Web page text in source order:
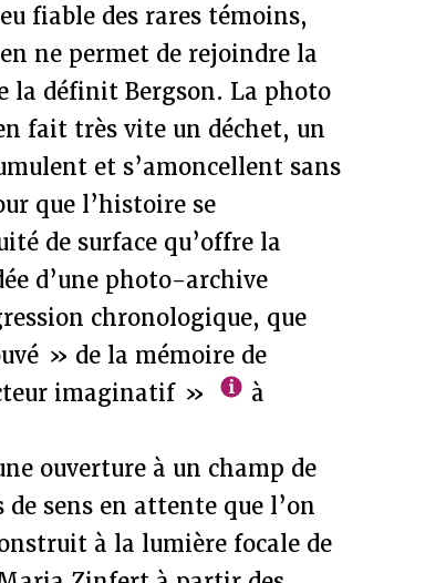
fiable des rares témoins,
ne permet de rejoindre la
la définit Bergson. La photo
fait très vite un déchet, un
et s’amoncellent sans
que l’histoire se
de surface qu’offre la
d’une photo-archive
chronologique, que
» de la mémoire de
imaginatif »
à
ouverture à un champ de
sens en attente que l’on
à la lumière focale de